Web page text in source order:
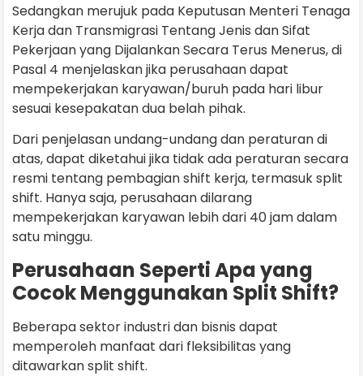
Sedangkan merujuk pada Keputusan Menteri Tenaga
Kerja dan Transmigrasi Tentang Jenis dan Sifat
Pekerjaan yang Dijalankan Secara Terus Menerus, di
Pasal 4 menjelaskan jika perusahaan dapat
mempekerjakan karyawan/buruh pada hari libur
sesuai kesepakatan dua belah pihak.
Dari penjelasan undang-undang dan peraturan di
atas, dapat diketahui jika tidak ada peraturan secara
resmi tentang pembagian shift kerja, termasuk split
shift. Hanya saja, perusahaan dilarang
mempekerjakan karyawan lebih dari 40 jam dalam
satu minggu.
Perusahaan Seperti Apa yang
Cocok Menggunakan Split Shift?
Beberapa sektor industri dan bisnis dapat
memperoleh manfaat dari fleksibilitas yang
ditawarkan split shift.